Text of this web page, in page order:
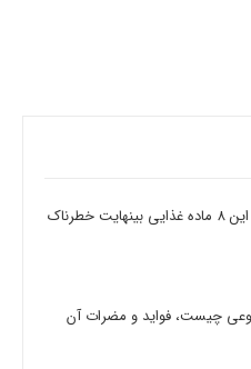
مصرف بیش از حد این 8 ماده غذایی بینهایت خطرناک
چیست، فواید و مضرات آن